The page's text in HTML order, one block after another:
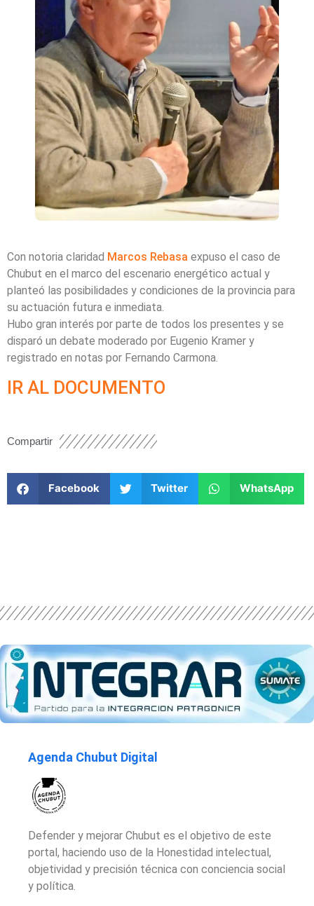
Con notoria claridad Marcos Rebasa expuso el caso de
Chubut en el marco del escenario energético actual y
planteó las posibilidades y condiciones de la provincia para
su actuación futura e inmediata.
Hubo gran interés por parte de todos los presentes y se
disparó un debate moderado por Eugenio Kramer y
registrado en notas por Fernando Carmona.
IR AL DOCUMENTO
Compartir
Facebook Twitter WhatsApp
Agenda Chubut Digital
Defender y mejorar Chubut es el objetivo de este
portal, haciendo uso de la Honestidad intelectual,
objetividad y precisión técnica con conciencia social
y política.